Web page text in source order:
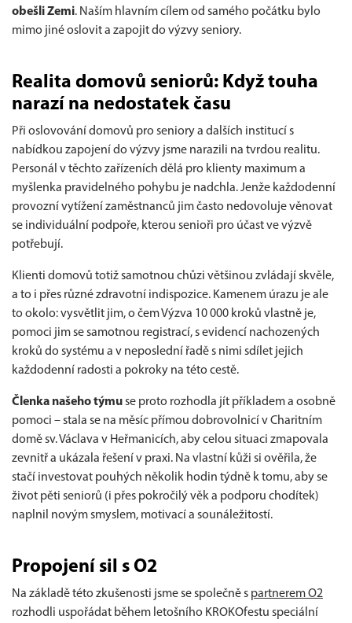
obešli Zemi. Naším hlavním cílem od samého počátku bylo
mimo jiné oslovit a zapojit do výzvy seniory.
Realita domovů seniorů: Když touha
narazí na nedostatek času
Při oslovování domovů pro seniory a dalších institucí s
nabídkou zapojení do výzvy jsme narazili na tvrdou realitu.
Personál v těchto zařízeních dělá pro klienty maximum a
myšlenka pravidelného pohybu je nadchla. Jenže každodenní
provozní vytížení zaměstnanců jim často nedovoluje věnovat
se individuální podpoře, kterou senioři pro účast ve výzvě
potřebují.
Klienti domovů totiž samotnou chůzi většinou zvládají skvěle,
a to i přes různé zdravotní indispozice. Kamenem úrazu je ale
to okolo: vysvětlit jim, o čem Výzva 10 000 kroků vlastně je,
pomoci jim se samotnou registrací, s evidencí nachozených
kroků do systému a v neposlední řadě s nimi sdílet jejich
každodenní radosti a pokroky na této cestě.
Členka našeho týmuse proto rozhodla jít příkladem a osobně
pomoci – stala se na měsíc přímou dobrovolnicí v Charitním
domě sv. Václava v Heřmanicích, aby celou situaci zmapovala
zevnitř a ukázala řešení v praxi. Na vlastní kůži si ověřila, že
stačí investovat pouhých několik hodin týdně k tomu, aby se
život pěti seniorů (i přes pokročilý věk a podporu chodítek)
naplnil novým smyslem, motivací a sounáležitostí.
Propojení sil s O2
Na základě této zkušenosti jsme se společně s partnerem O2
rozhodli uspořádat během letošního KROKOfestu speciální